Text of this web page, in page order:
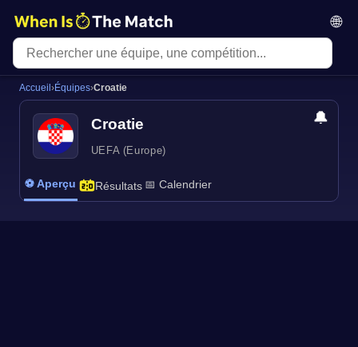
🌐
Accueil ›Équipes›Croatie
Croatie
UEFA (Europe)
🔔
⚽ Aperçu Résultats 📅 Calendrier